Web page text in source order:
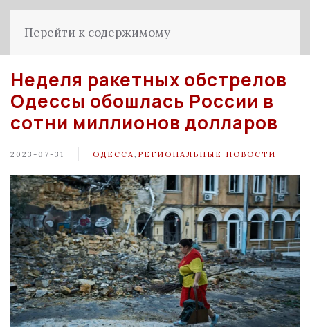
Перейти к содержимому
Неделя ракетных обстрелов
Одессы обошлась России в
сотни миллионов долларов
2023-07-31 ОДЕССА РЕГИОНАЛЬНЫЕ НОВОСТИ